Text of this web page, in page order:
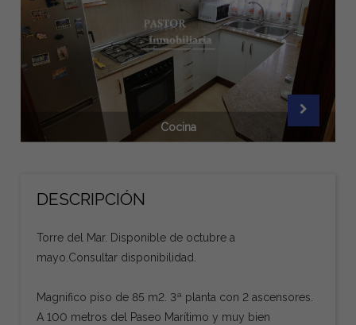
Cocina
DESCRIPCIÓN
Torre del Mar. Disponible de octubre a
mayo.Consultar disponibilidad.
Magnifico piso de 85 m2. 3ª planta con 2 ascensores.
A 100 metros del Paseo Marítimo y muy bien